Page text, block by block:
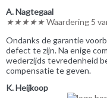
A. Nagtegaal
★★★★★Waardering 5
Ondanks de garantie
defect te zijn. Na enige
wederzijds tevredenheid
compensatie te geven.
K. Heijkoop